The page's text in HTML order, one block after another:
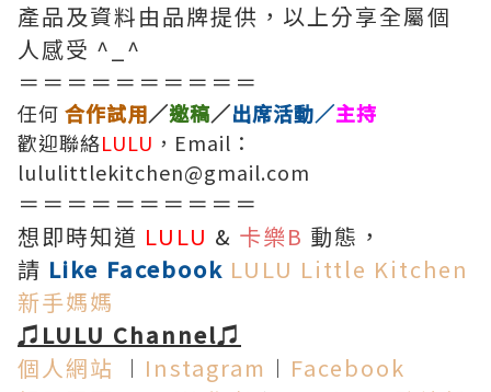
產品及資料由品牌提供，以上分享全屬個
人感受 ^_^
＝＝＝＝＝＝＝＝＝＝
任何 合作試用／邀稿／出席活動／主持
歡迎聯絡LULU ，Email：
lululittlekitchen@gmail.com
＝＝＝＝＝＝＝＝＝＝
想即時知道 LULU & 卡樂B 動態，
請 Like Facebook LULU Little Kitchen
新手媽媽
♫LULU Channel♫
個人網站
︱ Instagram ︱ Facebook